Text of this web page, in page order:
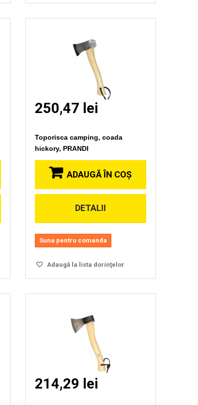
250,47 lei
Toporisca camping, coada
hickory, PRANDI
ADAUGĂ ÎN COŞ
DETALII
Suna pentru comanda
Adaugă la lista dorinţelor
Vizionare
214,29 lei